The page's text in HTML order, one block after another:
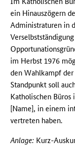
ein Hinauszögern
Administraturen in
im Herbst 1976
den Wahlkampf der
Standpunkt soll
Katholischen
[Name], in einem
vertreten haben.
Anlage: Kurz-